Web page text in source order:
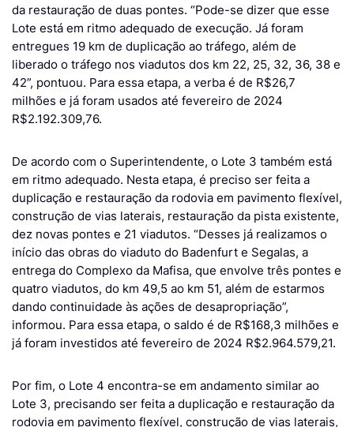
da restauração de duas pontes. “Pode-se dizer que esse
Lote está em ritmo adequado de execução. Já foram
entregues 19 km de duplicação ao tráfego, além de
liberado o tráfego nos viadutos dos km 22, 25, 32, 36, 38 e
42”, pontuou. Para essa etapa, a verba é de R$26,7
milhões e já foram usados até fevereiro de 2024
R$2.192.309,76.
De acordo com o Superintendente, o Lote 3 também está
em ritmo adequado. Nesta etapa, é preciso ser feita a
duplicação e restauração da rodovia em pavimento flexível,
construção de vias laterais, restauração da pista existente,
dez novas pontes e 21 viadutos. “Desses já realizamos o
início das obras do viaduto do Badenfurt e Segalas, a
entrega do Complexo da Mafisa, que envolve três pontes e
quatro viadutos, do km 49,5 ao km 51, além de estarmos
dando continuidade às ações de desapropriação”,
informou. Para essa etapa, o saldo é de R$168,3 milhões e
já foram investidos até fevereiro de 2024 R$2.964.579,21.
Por fim, o Lote 4 encontra-se em andamento similar ao
Lote 3, precisando ser feita a duplicação e restauração da
rodovia em pavimento flexível, construção de vias laterais,